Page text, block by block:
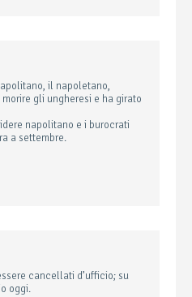
il napoletano,
gli ungheresi e ha girato
napolitano e i burocrati
a settembre.
cancellati d’ufficio; su
oggi.